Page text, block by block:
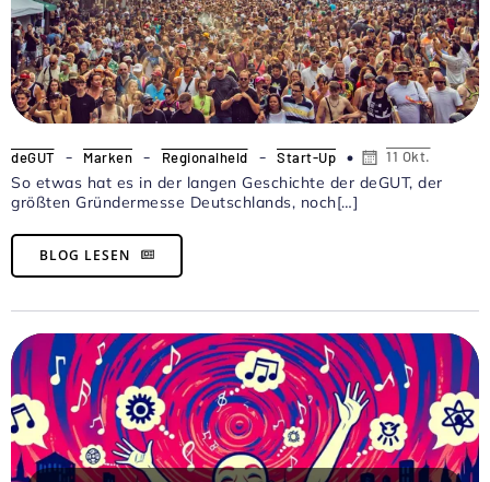
deGUT - Marken - Regionalheld - Start-Up 11 Okt.
So etwas hat es in der langen Geschichte der deGUT, der
größten Gründermesse Deutschlands, noch[…]
BLOG LESEN